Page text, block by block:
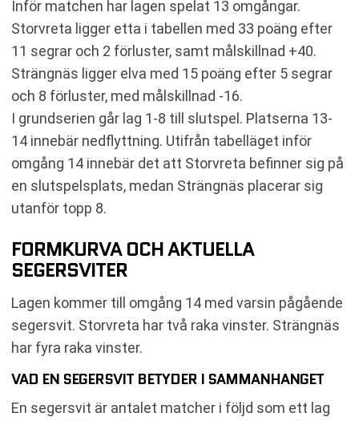
Inför matchen har lagen spelat 13 omgångar.
Storvreta ligger etta i tabellen med 33 poäng efter
11 segrar och 2 förluster, samt målskillnad +40.
Strängnäs ligger elva med 15 poäng efter 5 segrar
och 8 förluster, med målskillnad -16.
I grundserien går lag 1-8 till slutspel. Platserna 13-
14 innebär nedflyttning. Utifrån tabelläget inför
omgång 14 innebär det att Storvreta befinner sig på
en slutspelsplats, medan Strängnäs placerar sig
utanför topp 8.
FORMKURVA OCH AKTUELLA
SEGERSVITER
Lagen kommer till omgång 14 med varsin pågående
segersvit. Storvreta har två raka vinster. Strängnäs
har fyra raka vinster.
VAD EN SEGERSVIT BETYDER I SAMMANHANGET
En segersvit är antalet matcher i följd som ett lag